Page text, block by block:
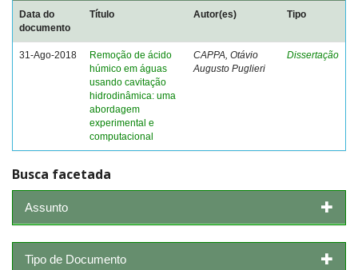
Data do
documento
Título Autor(es) Tipo
31-Ago-2018
Remoção de ácido
húmico em águas
usando cavitação
hidrodinâmica: uma
abordagem
experimental e
computacional
CAPPA, Otávio
Augusto Puglieri
Dissertação
Busca facetada
Assunto
Tipo de Documento